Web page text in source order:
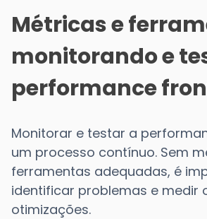
Métricas e
monitorando e
performance
Monitorar e testar a
um processo contínuo. Sem
ferramentas adequadas, é
identificar problemas e medir
otimizações.